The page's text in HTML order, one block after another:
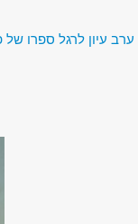
ערב עיון לרגל ספרו